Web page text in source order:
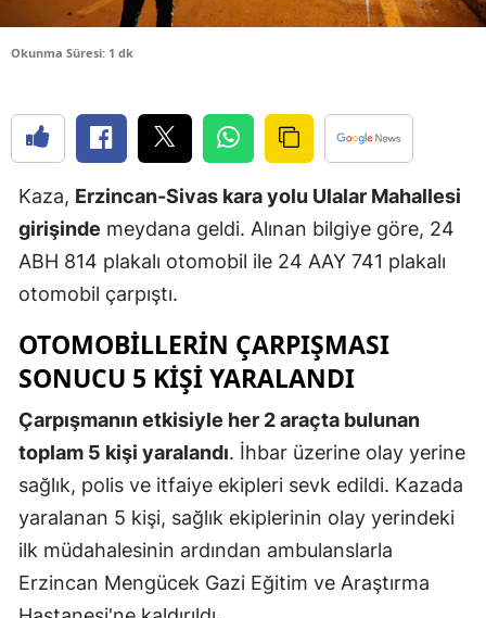
Çorum
Diyarbakır
Edirne
Elazığ
Erzincan
Giresun
Gümüşhane
Hakkari
Okunma Süresi: 1 dk
Kaza, Erzincan-Sivas kara yolu Ulalar Mahallesi
girişinde meydana geldi. Alınan bilgiye göre, 24
ABH 814 plakalı otomobil ile 24 AAY 741 plakalı
otomobil çarpıştı.
OTOMOBİLLERİN ÇARPIŞMASI
SONUCU 5 KİŞİ YARALANDI
Çarpışmanın etkisiyle her 2 araçta bulunan
toplam 5 kişi yaralandı. İhbar üzerine olay yerine
sağlık, polis ve itfaiye ekipleri sevk edildi. Kazada
yaralanan 5 kişi, sağlık ekiplerinin olay yerindeki
ilk müdahalesinin ardından ambulanslarla
Erzincan Mengücek Gazi Eğitim ve Araştırma